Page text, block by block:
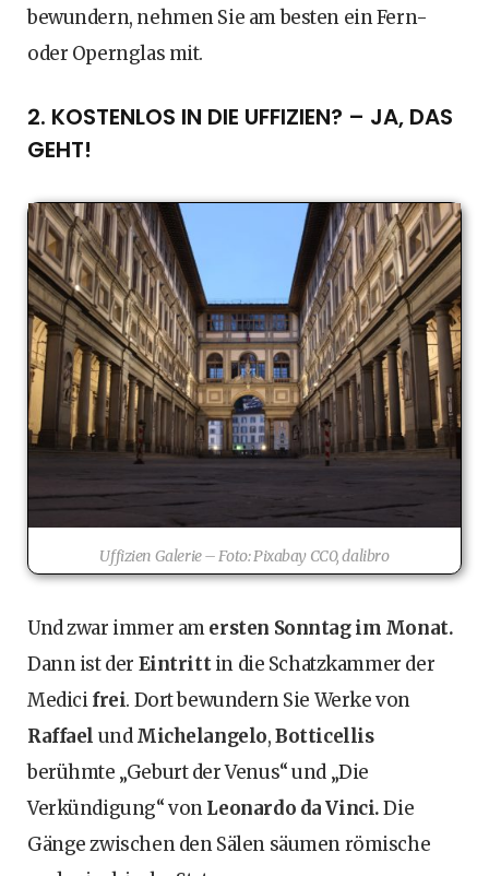
bewundern, nehmen Sie am besten ein Fern-
oder Opernglas mit.
2. KOSTENLOS IN DIE UFFIZIEN? – JA, DAS
GEHT!
Uffizien Galerie – Foto: Pixabay CC0, dalibro
Und zwar immer amersten Sonntag im Monat.
Dann ist der Eintrittin die Schatzkammer der
Medicifrei. Dort bewundern Sie Werke von
Raffael undMichelangelo,Botticellis
berühmte „Geburt der Venus“ und „Die
Verkündigung“ vonLeonardo da Vinci.Die
Gänge zwischen den Sälen säumen römische